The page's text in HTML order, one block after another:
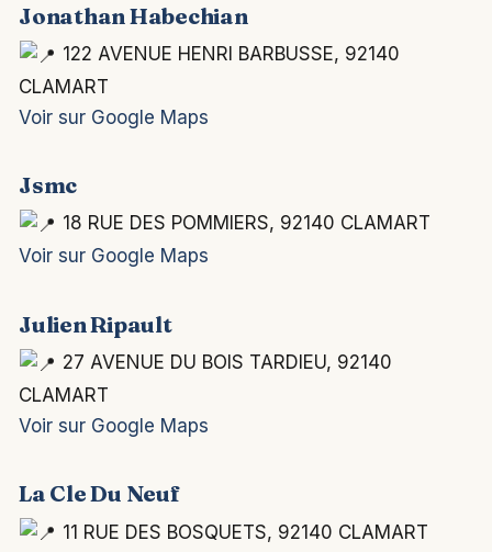
Jonathan Habechian
122 AVENUE HENRI BARBUSSE, 92140
CLAMART
Voir sur Google Maps
Jsmc
18 RUE DES POMMIERS, 92140 CLAMART
Voir sur Google Maps
Julien Ripault
27 AVENUE DU BOIS TARDIEU, 92140
CLAMART
Voir sur Google Maps
La Cle Du Neuf
11 RUE DES BOSQUETS, 92140 CLAMART